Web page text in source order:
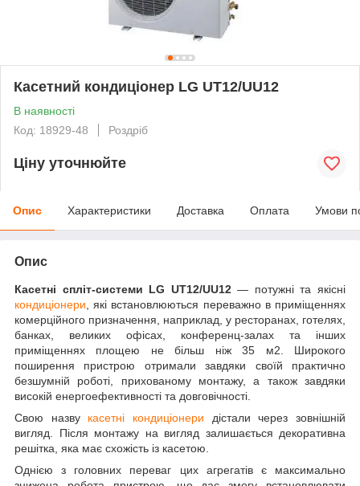
Касетний кондиціонер LG UT12/UU12
В наявності
Код: 18929-48
Роздріб
Ціну уточнюйте
Опис Характеристики Доставка Оплата Умови
Опис
Касетні спліт-системи LG UT12/UU12— потужні та якісні
кондиціонери , які встановлюються переважно в приміщеннях
комерційного призначення, наприклад, у ресторанах, готелях,
банках, великих офісах, конференц-залах та інших
приміщеннях площею не більш ніж 35 м2 . Широкого
поширення пристрою отримали завдяки своїй практично
безшумній роботі, прихованому монтажу, а також завдяки
високій енергоефективності та довговічності.
Свою назву касетні кондиціонери дістали через зовнішній
вигляд. Після монтажу на вигляд залишається декоративна
решітка, яка має схожість із касетою.
Однією з головних переваг цих агрегатів є максимально